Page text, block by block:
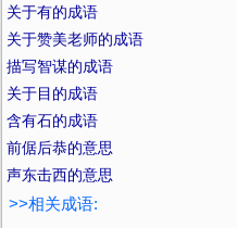
关于有的成语
关于赞美老师的成语
描写智谋的成语
关于目的成语
含有石的成语
前倨后恭的意思
声东击西的意思
>>相关成语: